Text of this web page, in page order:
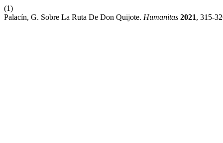
(1)
Palacín, G. Sobre La Ruta De Don Quijote. Humanitas 2021, 315-